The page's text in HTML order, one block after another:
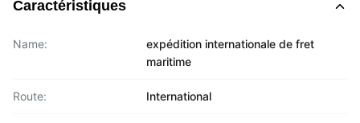
Caractéristiques
Name:
expédition internationale de fret
maritime
Route: International